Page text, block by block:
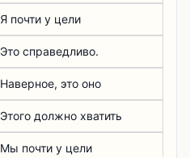
Я почти у цели
Это справедливо.
Наверное, это оно
Этого должно хватить
Мы почти у цели